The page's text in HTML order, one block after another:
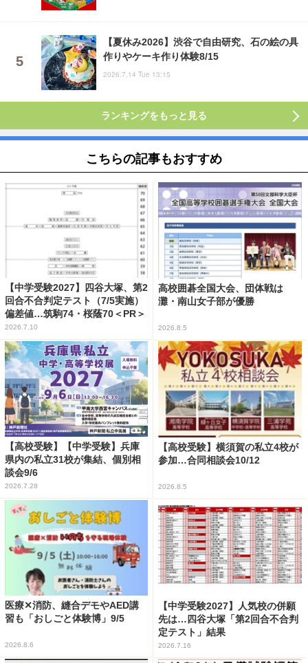
【夏休み2026】渋谷で自由研究、石の絵の具
作りやケーキ作り体験8/15
2026.7.14 Tue 13:15
ランキングをもっと見る
こちらの記事もおすすめ
【中学受験2027】四谷大塚、第2
回合不合判定テスト（7/5実施）
偏差値…筑駒74・桜蔭70＜PR＞
2026.7.10
高校囲碁全国大会、団体戦は
灘・南山女子部が優勝
2026.8.5
【高校受験】【中学受験】兵庫
県内の私立31校が集結、個別相
談会9/6
2026.7.28
【高校受験】横須賀の私立4校が
参加…合同相談会10/12
2026.8.5
医療✕消防、縫合デモやAED講
習も「おしごと体験博」9/5
2026.8.6
【中学受験2027】人気校の併願
先は…四谷大塚「第2回合不合判
定テスト」結果
2026.7.16